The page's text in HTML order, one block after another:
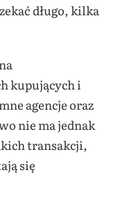
długo, kilka
kupujących i
agencje oraz
nie ma jednak
transakcji,
się